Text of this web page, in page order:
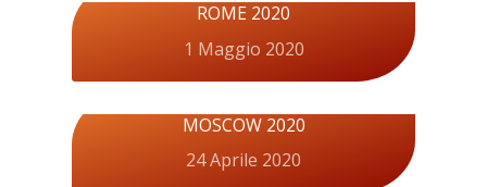
ROME 2020
1 Maggio 2020
MOSCOW 2020
24 Aprile 2020